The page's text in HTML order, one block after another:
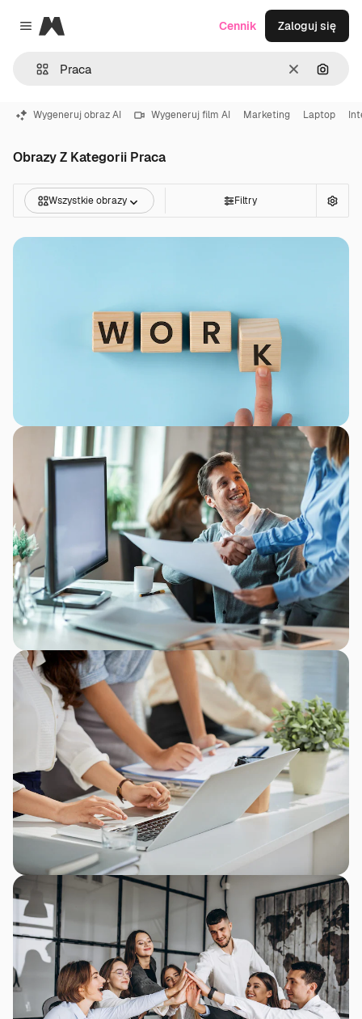
Close menu
Magnific
WyczyśćSzukaj
Cennik Zaloguj się
Wygeneruj obraz AI Wygeneruj film AI Marketing Laptop
Obrazy Z Kategorii Praca
Wszystkie obrazy Filtry